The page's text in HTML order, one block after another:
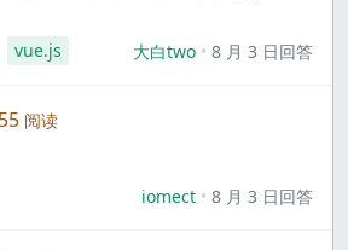
vue.js 大白two 8 月 3 日回答
阅读
iomect 8 月 3 日回答